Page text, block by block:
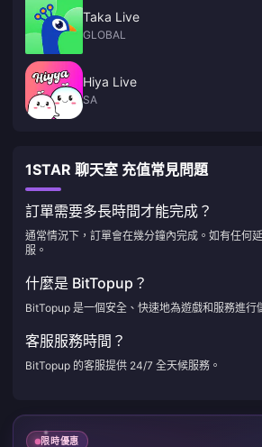
Taka Live
GLOBAL
Hiya Live
SA
1STAR 聊天室 充值常見問題
訂單需要多長時間才能完成？
通常情況下，訂單會在幾分鐘內完成。如有任何
服。
什麼是 BitTopup？
BitTopup 是一個安全、快速地為遊戲和服務進行
客服服務時間？
BitTopup 的客服提供 24/7 全天候服務。
限時優惠